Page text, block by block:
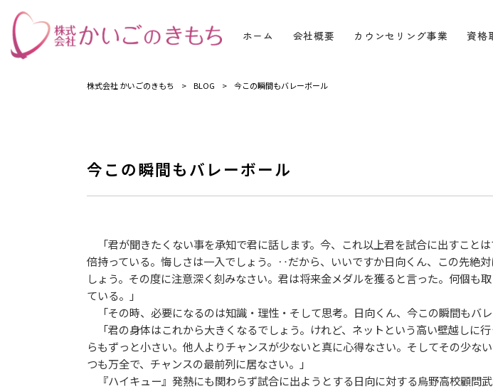
ホーム 会社概要 カウンセリング事業 資格
株式会社 かいごのきもち > BLOG > 今この瞬間もバレーボール
今この瞬間もバレーボール
「君が聞きたくない事を承知で君に話します。今、これ以上君を試合に出すこと
倍持っている。悔しさは一入でしょう。‥だから、いいですか日向くん、この先絶
しょう。その度に注意深く刻みなさい。君は将来金メダルを獲ると言った。何個
ている。」
「その時、必要になるのは知識・理性・そして思考。日向くん、今この瞬間もバ
「君の身体はこれから大きくなるでしょう。けれど、ネットという高い壁越しに
らもずっと小さい。他人よりチャンスが少ないと真に心得なさい。そしてその少
つも万全で、チャンスの最前列に居なさい。」
『ハイキュー』発熱にも関わらず試合に出ようとする日向に対する烏野高校顧問武